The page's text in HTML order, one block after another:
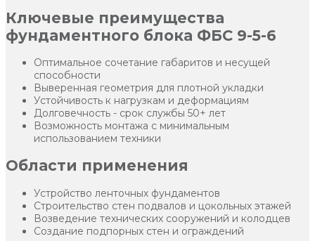
Ключевые преимущества
фундаментного блока ФБС 9-5-6
Оптимальное сочетание габаритов и несущей
способности
Выверенная геометрия для плотной укладки
Устойчивость к нагрузкам и деформациям
Долговечность - срок службы 50+ лет
Возможность монтажа с минимальным
использованием техники
Области применения
Устройство ленточных фундаментов
Строительство стен подвалов и цокольных этажей
Возведение технических сооружений и колодцев
Создание подпорных стен и ограждений